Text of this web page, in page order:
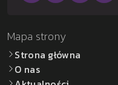
Mapa strony
Strona główna
O nas